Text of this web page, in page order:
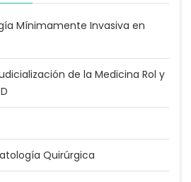
Mínimamente Invasiva en
de la Medicina Rol y
Quirúrgica